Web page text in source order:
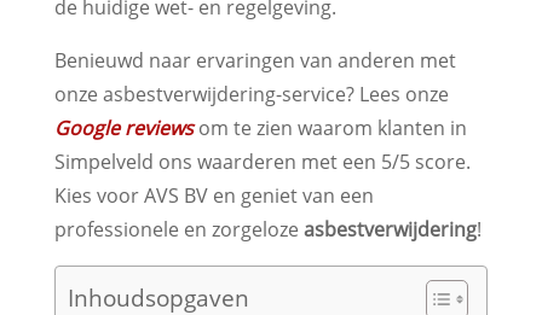
de huidige wet- en regelgeving.
Benieuwd naar ervaringen van anderen met
onze asbestverwijdering-service? Lees onze
Google reviewsom te zien waarom klanten in
Simpelveld ons waarderen met een 5/5 score.
Kies voor AVS BV en geniet van een
professionele en zorgeloze asbestverwijdering!
Inhoudsopgaven